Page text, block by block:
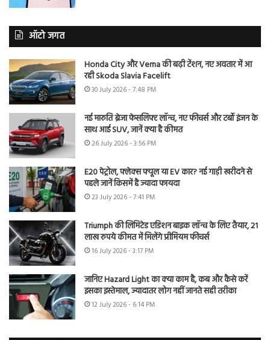
ऑटो जगत
Honda City और Verna की बढ़ी टेंशन, नए अवतार में आ
रही Skoda Slavia Facelift
30 July 2026 - 7:48 PM
नई मारुति ब्रेजा फेसलिफ्ट लॉन्च, नए फीचर्स और टर्बो इंजन के
साथ आई SUV, जानें क्या है कीमत
26 July 2026 - 3:56 PM
E20 पेट्रोल, फ्लेक्स फ्यूल या EV कार? नई गाड़ी खरीदने से
पहले जानें किसमें है ज्यादा फायदा
23 July 2026 - 7:41 PM
Triumph की लिमिटेड एडिशन बाइक लॉन्च के लिए तैयार, 21
लाख रुपये कीमत में मिलेंगे प्रीमियम फीचर्स
16 July 2026 - 3:17 PM
जानिए Hazard Light का क्या काम है, कब और कैसे करें
इसका इस्तेमाल, ज्यादातर लोग नहीं जानते सही तरीका
12 July 2026 - 6:14 PM